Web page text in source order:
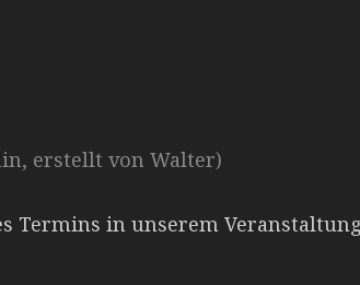
erstellt von Walter)
Termins in unserem